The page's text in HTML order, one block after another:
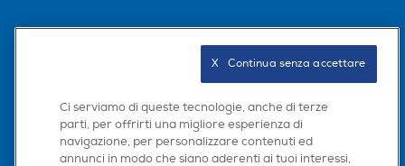
Scarica la nostra app
Ci serviamo di queste tecnologie, anche di terze
parti, per offrirti una migliore esperienza di
navigazione, per personalizzare contenuti ed
annunci in modo che siano aderenti ai tuoi interessi,
X   Continua senza accettare